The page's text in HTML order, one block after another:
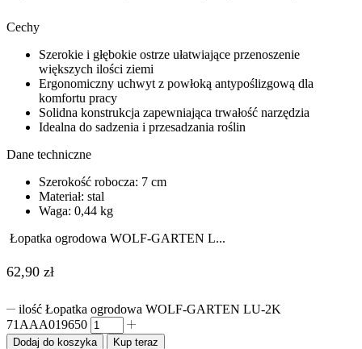
Cechy
Szerokie i głębokie ostrze ułatwiające przenoszenie
większych ilości ziemi
Ergonomiczny uchwyt z powłoką antypoślizgową dla
komfortu pracy
Solidna konstrukcja zapewniająca trwałość narzędzia
Idealna do sadzenia i przesadzania roślin
Dane techniczne
Szerokość robocza: 7 cm
Materiał: stal
Waga: 0,44 kg
Łopatka ogrodowa WOLF-GARTEN L...
62,90 zł
ilość Łopatka ogrodowa WOLF-GARTEN LU-2K
71AAA019650
Dodaj do koszyka Kup teraz